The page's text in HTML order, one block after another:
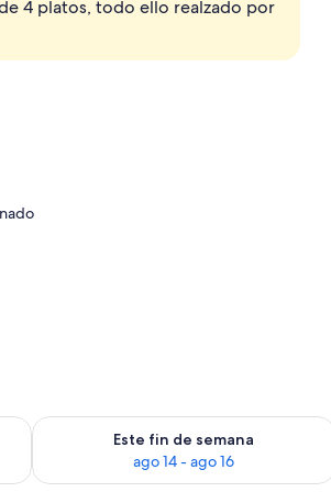
alta calidad y minibar
4 platos, todo ello realzado por
ago 10 - ago 11
Este fin de semana
ago 14 - ago 16
Consulta la disponibilidad para este